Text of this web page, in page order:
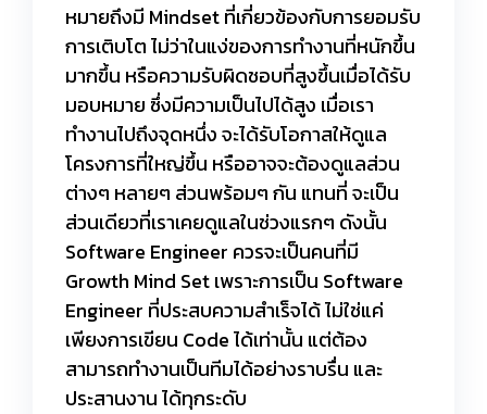
หมายถึงมี Mindset ที่เกี่ยวข้องกับการยอมรับ
การเติบโต ไม่ว่าในแง่ของการทำงานที่หนักขึ้น
มากขึ้น หรือความรับผิดชอบที่สูงขึ้นเมื่อได้รับ
มอบหมาย ซึ่งมีความเป็นไปได้สูง เมื่อเรา
ทำงานไปถึงจุดหนึ่ง จะได้รับโอกาสให้ดูแล
โครงการที่ใหญ่ขึ้น หรืออาจจะต้องดูแลส่วน
ต่างๆ หลายๆ ส่วนพร้อมๆ กัน แทนที่ จะเป็น
ส่วนเดียวที่เราเคยดูแลในช่วงแรกๆ ดังนั้น
Software Engineer ควรจะเป็นคนที่มี
Growth Mind Set เพราะการเป็น Software
Engineer ที่ประสบความสำเร็จได้ ไม่ใช่แค่
เพียงการเขียน Code ได้เท่านั้น แต่ต้อง
สามารถทำงานเป็นทีมได้อย่างราบรื่น และ
ประสานงาน ได้ทุกระดับ